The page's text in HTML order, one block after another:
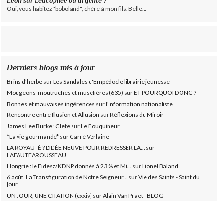
Oui, vous habitez "boboland", chère à mon fils. Belle...
Derniers blogs mis à jour
Brins d’herbe surLes Sandales d'Empédocle librairie jeunesse
Mougeons, moutruches et muselières (635) surET POURQUOI DONC ?
Bonnes et mauvaises ingérences surl'information nationaliste
Rencontre entre Illusion et Allusion surRéflexions du Miroir
James Lee Burke : Clete surLe Bouquineur
*La vie gourmande* surCarré Verlaine
LA ROYAUTÉ ? L'IDÉE NEUVE POUR REDRESSER LA...
sur
LAFAUTEAROUSSEAU
Hongrie : le Fidesz/KDNP donnés à 23 % et Mi...
surLionel Baland
6 août. La Transfiguration de Notre Seigneur... surVie des Saints - Saint du
jour
UN JOUR, UNE CITATION (cxxiv) surAlain Van Praet - BLOG